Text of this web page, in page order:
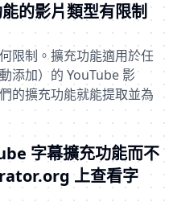
的影片類型有限制
限制。擴充功能適用於任
添加）的 YouTube 影
的擴充功能就能提取並為
字幕擴充功能而不
上查看字